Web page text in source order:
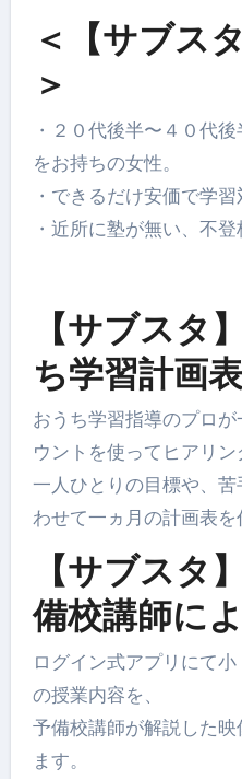
＜【サブス
＞
・２０代後半〜４０代
をお持ちの女性。
・できるだけ安価で学習
・近所に塾が無い、不登
【サブスタ
ち学習計画
おうち学習指導のプロ
ウントを使ってヒアリン
一人ひとりの目標や、
わせて一ヵ月の計画表を
【サブスタ
備校講師に
ログイン式アプリにて
の授業内容を、
予備校講師が解説した
ます。